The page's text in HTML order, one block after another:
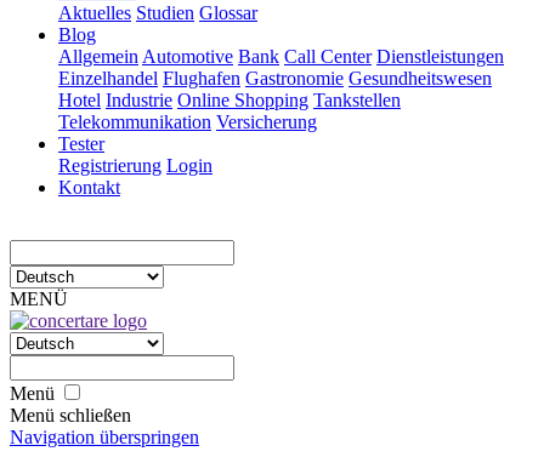
Aktuelles Studien Glossar
Blog
Allgemein Automotive Bank Call Center Dienstleistungen
Einzelhandel Flughafen Gastronomie Gesundheitswesen
Hotel Industrie Online Shopping Tankstellen
Telekommunikation Versicherung
Tester
Registrierung Login
Kontakt
MENÜ
Menü
Menü schließen
Navigation überspringen